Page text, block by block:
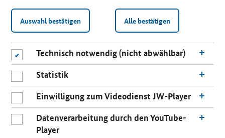
Auswahl bestätigen Alle bestätigen
Technisch notwendig (nicht abwählbar)
Statistik
Einwilligung zum Videodienst JW-Player
Datenverarbeitung durch den YouTube-
Player